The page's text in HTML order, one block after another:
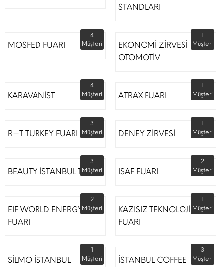
STANDLARI
MOSFED FUARI
4
Müşteri
EKONOMİ ZİRVESİ
OTOMOTİV
1
Müşteri
KARAVANİST
4
Müşteri
ATRAX FUARI
1
Müşteri
R+T TURKEY FUARI
3
Müşteri
DENEY ZİRVESİ
1
Müşteri
BEAUTY İSTANBUL TÜYAP
3
Müşteri
ISAF FUARI
2
Müşteri
EIF WORLD ENERGY
FUARI
2
Müşteri
KAZISIZ TEKNOLOJİLER
FUARI
1
Müşteri
SİLMO İSTANBUL
1
Müşteri
İSTANBUL COFFEE
3
Müşteri